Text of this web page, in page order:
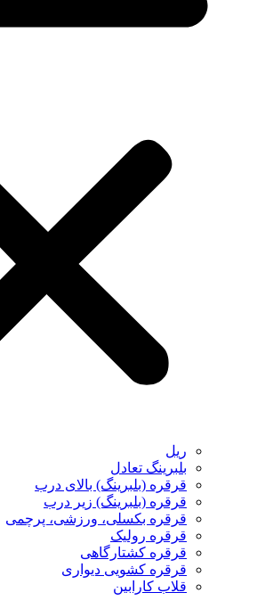
ریل
بلبرینگ تعادل
قرقره (بلبرینگ) بالای درب
قرقره (بلبرینگ) زیر درب
قرقره بکسلی، ورزشی، پرچمی
قرقره رولیک
قرقره کشتارگاهی
قرقره کشویی دیواری
قلاب کارابین